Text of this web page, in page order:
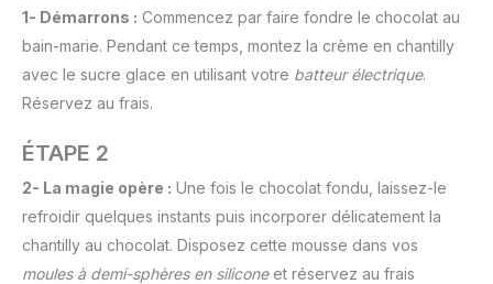
1- Démarrons : Commencez par faire fondre le chocolat au
bain-marie. Pendant ce temps, montez la crème en chantilly
avec le sucre glace en utilisant votre batteur électrique.
Réservez au frais.
ÉTAPE 2
2- La magie opère : Une fois le chocolat fondu, laissez-le
refroidir quelques instants puis incorporer délicatement la
chantilly au chocolat. Disposez cette mousse dans vos
moules à demi-sphères en siliconeet réservez au frais